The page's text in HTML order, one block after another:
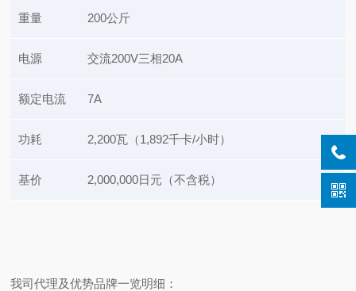
重量 200公斤
电源 交流200V三相20A
额定电流 7A
功耗 2,200瓦（1,892千卡/小时）
基价 2,000,000日元（不含税）
我司代理及优势品牌一览明细：